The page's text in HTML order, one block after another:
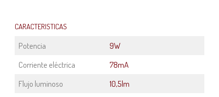
CARACTERISTICAS
Potencia
9W
Corriente eléctrica
78mA
Flujo luminoso
10,5lm